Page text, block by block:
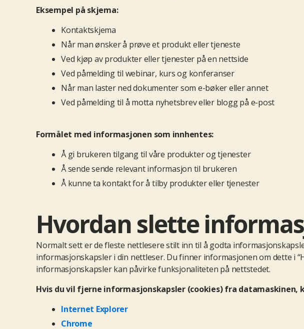
Eksempel på skjema:
Kontaktskjema
Når man ønsker å prøve et produkt eller tjeneste
Ved kjøp av produkter eller tjenester på en nettside
Ved påmelding til webinar, kurs og konferanser
Når man laster ned dokumenter som e-bøker eller annet
Ved påmelding til å motta nyhetsbrev eller blogg på e-post
Formålet med informasjonen som innhentes:
Å gi brukeren tilgang til våre produkter og tjenester
Å sende sende relevant informasjon til brukeren
Å kunne ta kontakt for å tilby produkter eller tjenester
Hvordan slette
Normalt sett er de fleste nettlesere stilt inn til å godta
informasjonskapsler i din nettleser. Du finner informasjonen om dette i
informasjonskapsler kan påvirke funksjonaliteten på nettstedet.
Hvis du vil fjerne informasjonskapsler (cookies) fra datamaskinen,
Internet Explorer
Chrome